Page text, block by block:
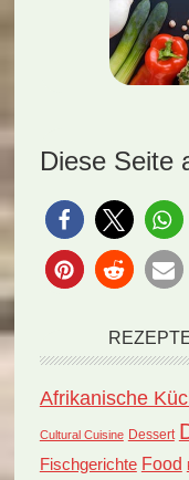
Diese Seite
Afrikanische
Cultural Cuisine Dessert
Fischgerichte Food